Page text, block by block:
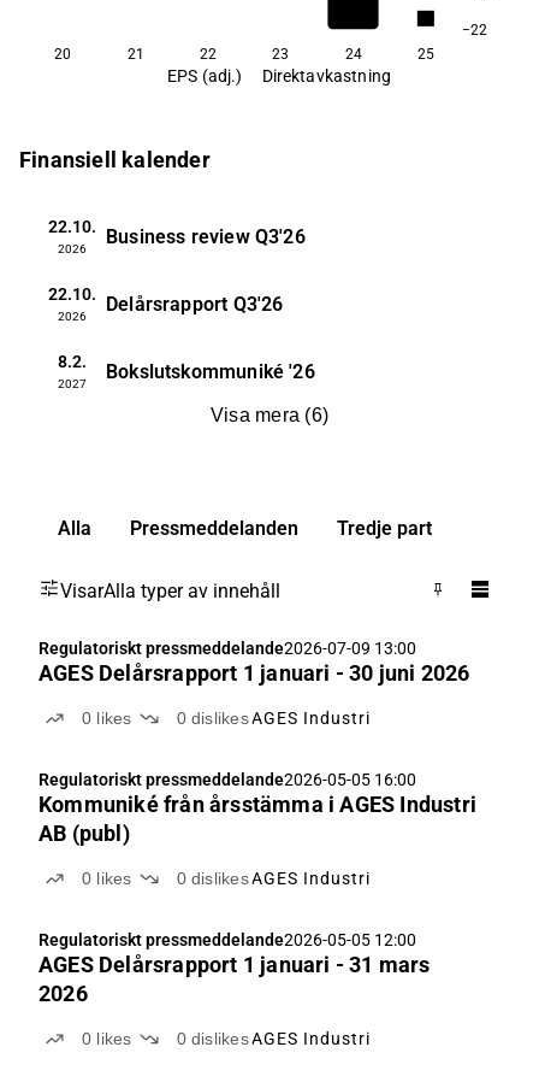
−22
20 21 22 23 24 25
EPS (adj.) Direktavkastning
Finansiell kalender
22.10.
2026
Business review Q3'26
22.10.
2026
Delårsrapport Q3'26
8.2.
2027
Bokslutskommuniké '26
Visa mera (6)
Alla Pressmeddelanden Tredje part
VisarAlla typer av innehåll
Regulatoriskt pressmeddelande2026-07-09 13:00
AGES Delårsrapport 1 januari - 30 juni 2026
0 likes 0 dislikesAGES Industri
Regulatoriskt pressmeddelande2026-05-05 16:00
Kommuniké från årsstämma i AGES Industri
AB (publ)
0 likes 0 dislikesAGES Industri
Regulatoriskt pressmeddelande2026-05-05 12:00
AGES Delårsrapport 1 januari - 31 mars
2026
0 likes 0 dislikesAGES Industri